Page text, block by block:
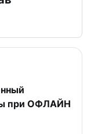
при ОФЛАЙН